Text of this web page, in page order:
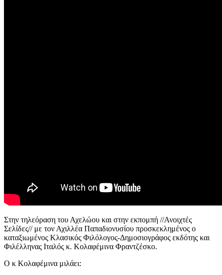
Στην τηλεόραση του Αχελώου και στην εκπομπή //Ανοιχτές
Σελίδες// με τον Αχιλλέα Παπαδιονυσίου προσκεκλημένος ο
καταξιωμένος Κλασικός Φιλόλογος-Δημοσιογράφος εκδότης και
Φιλέλληνας Ιταλός κ. Κολαφέμινα Φραντζέσκο.
Ο κ Κολαφέμινα μιλάει: